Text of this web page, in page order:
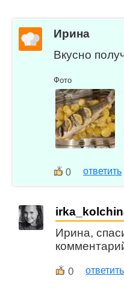
Ирина
Вкусно
Фото
0 ответить
Ирина,
0 ответить